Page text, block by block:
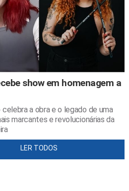
show em homenagem a
a obra e o legado de uma
marcantes e revolucionárias da
LER TODOS